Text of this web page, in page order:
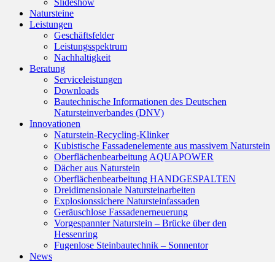
Slideshow
Natursteine
Leistungen
Geschäftsfelder
Leistungsspektrum
Nachhaltigkeit
Beratung
Serviceleistungen
Downloads
Bautechnische Informationen des Deutschen
Natursteinverbandes (DNV)
Innovationen
Naturstein-Recycling-Klinker
Kubistische Fassadenelemente aus massivem Naturstein
Oberflächenbearbeitung AQUAPOWER
Dächer aus Naturstein
Oberflächenbearbeitung HANDGESPALTEN
Dreidimensionale Natursteinarbeiten
Explosionssichere Natursteinfassaden
Geräuschlose Fassadenerneuerung
Vorgespannter Naturstein – Brücke über den
Hessenring
Fugenlose Steinbautechnik – Sonnentor
News